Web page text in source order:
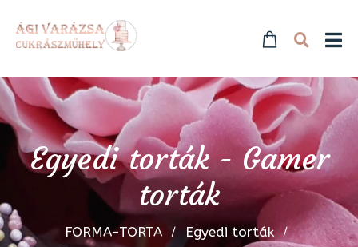
Egyedi torták - Gamer
torták
FORMA-TORTA
Egyedi torták